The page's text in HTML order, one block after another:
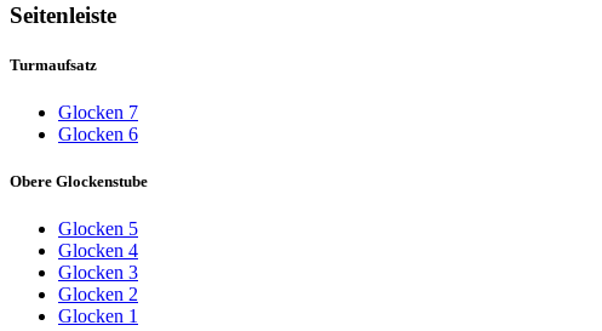
Seitenleiste
Turmaufsatz
Glocken 7
Glocken 6
Obere Glockenstube
Glocken 5
Glocken 4
Glocken 3
Glocken 2
Glocken 1